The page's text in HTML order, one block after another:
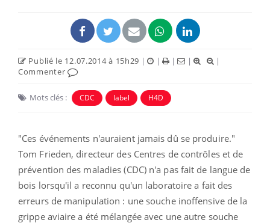
Publié le 12.07.2014 à 15h29 | | | |
|
Commenter
Mots clés : CDC label H4D
"Ces événements n'auraient jamais dû se produire."
Tom Frieden, directeur des Centres de contrôles et de
prévention des maladies (CDC) n'a pas fait de langue de
bois lorsqu'il a reconnu qu'un laboratoire a fait des
erreurs de manipulation : une souche inoffensive de la
grippe aviaire a été mélangée avec une autre souche